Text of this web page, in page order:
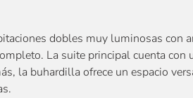
dobles muy luminosas con
La suite principal cuenta con
la buhardilla ofrece un espacio